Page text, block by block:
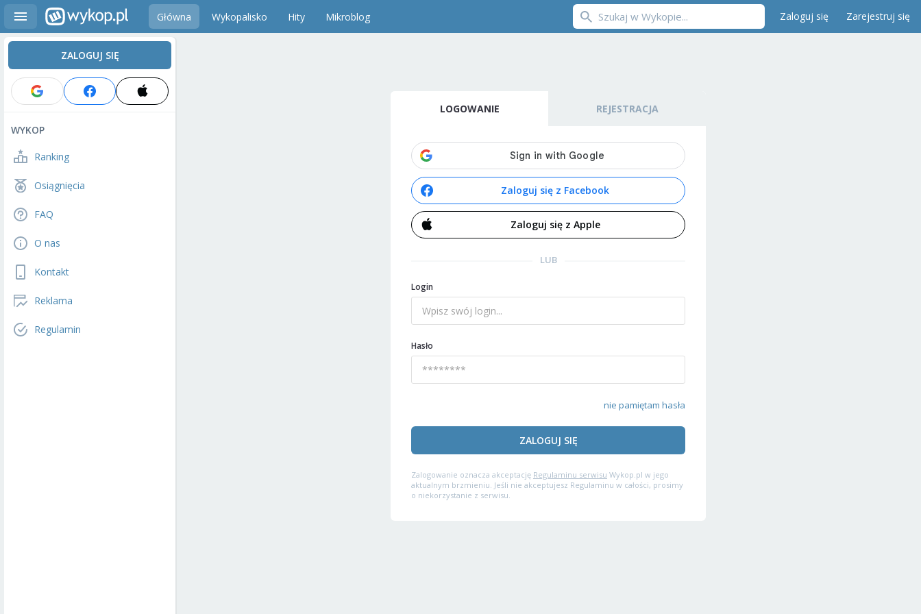
Główna Wykopalisko Hity Mikroblog Zaloguj się Zarejestruj się
ZALOGUJ SIĘ
WYKOP
Ranking
Osiągnięcia
FAQ
O nas
Kontakt
Reklama
Regulamin
LOGOWANIE REJESTRACJA
Zaloguj się z Facebook
Zaloguj się z Apple
LUB
Login
Hasło
nie pamiętam hasła
ZALOGUJ SIĘ
Zalogowanie oznacza akceptację Regulaminu serwisu Wykop.pl w jego
aktualnym brzmieniu. Jeśli nie akceptujesz Regulaminu w całości, prosimy
o niekorzystanie z serwisu.